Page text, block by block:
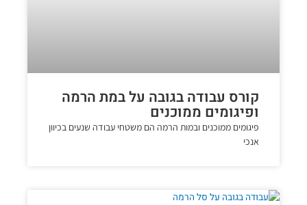
קורס עבודה בגובה על במת הרמה
ופיגומים ממוכנים
פיגומים ממוכנים ובמות הרמה הם משטחי עבודה שנעים בכיוון
אנכי